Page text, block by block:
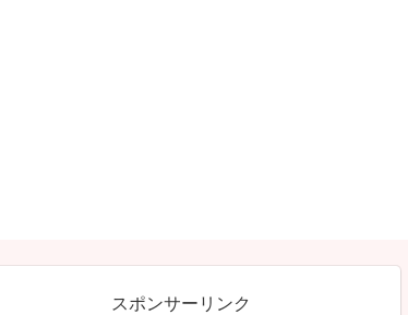
スポンサーリンク